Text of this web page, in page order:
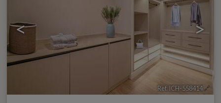
< >
Ref. ICH-558414🔗